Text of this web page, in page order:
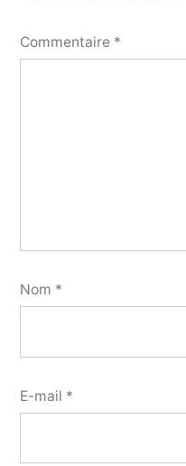
Commentaire *
Nom *
E-mail *